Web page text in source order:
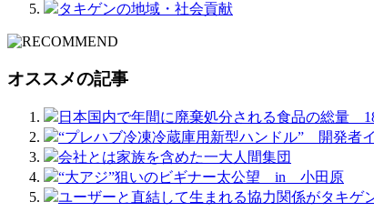
タキゲンの地域・社会貢献
オススメの記事
日本国内で年間に廃棄処分される食品の総量
“プレハブ冷凍冷蔵庫用新型ハンドル” 開発者
会社とは家族を含めた一大人間集団
“大アジ”狙いのビギナー太公望 in 小田原
ユーザーと直結して生まれる協力関係がタキゲ